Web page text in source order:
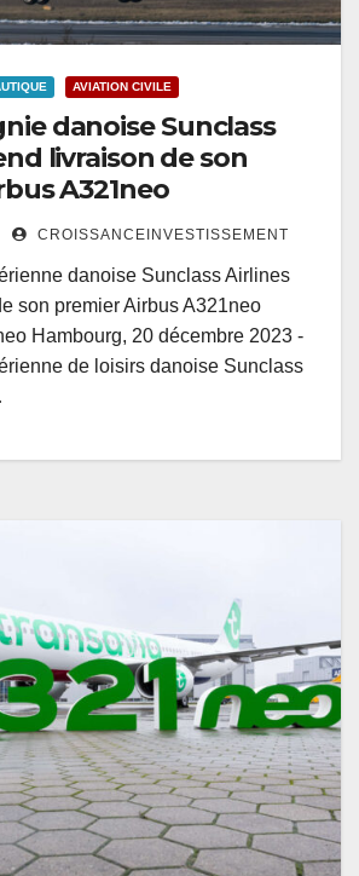
AVIATION CIVILE
danoise Sunclass
livraison de son
A321neo
CROISSANCEINVESTISSEMENT
danoise Sunclass Airlines
son premier Airbus A321neo
Hambourg, 20 décembre 2023 -
de loisirs danoise Sunclass